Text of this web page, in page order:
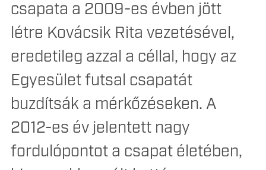
csapata a 2009-es évben jött
létre Kovácsik Rita vezetésével,
eredetileg azzal a céllal, hogy az
Egyesület futsal csapatát
buzdítsák a mérkőzéseken. A
2012-es év jelentett nagy
fordulópontot a csapat életében,